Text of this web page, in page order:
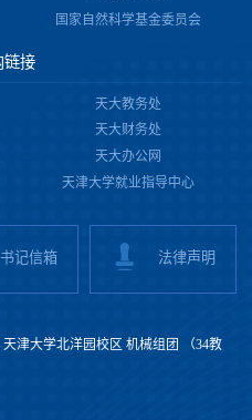
国家自然科学基金委员会
链接
天大教务处
天大财务处
天大办公网
天津大学就业指导中心
书记信箱 法律声明
津大学北洋园校区 机械组团 （34教